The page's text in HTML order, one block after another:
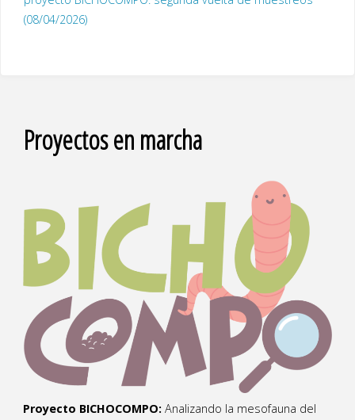
(08/04/2026)
Proyectos en marcha
Proyecto BICHOCOMPO: Analizando la mesofauna del